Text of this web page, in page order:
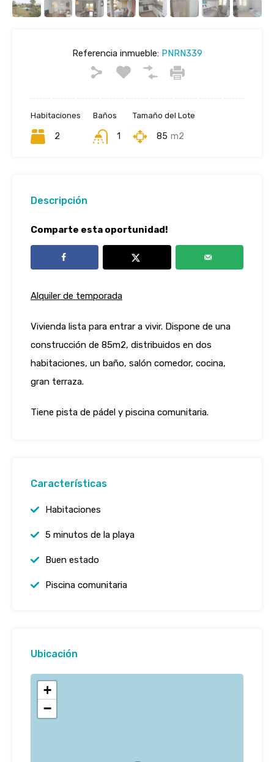
Referencia inmueble:PNRN339
Habitaciones
2
Baños
1
Tamaño del Lote
85 m2
Descripción
Comparte esta oportunidad!
Alquiler de temporada
Vivienda lista para entrar a vivir. Dispone de una
construcción de 85m2, distribuidos en dos
habitaciones, un baño, salón comedor, cocina,
gran terraza.
Tiene pista de pádel y piscina comunitaria.
Características
Habitaciones
5 minutos de la playa
Buen estado
Piscina comunitaria
Ubicación
+
−